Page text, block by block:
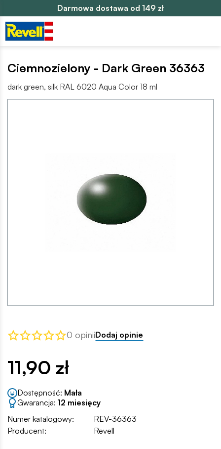
Darmowa dostawa od 149 zł
Ciemnozielony - Dark Green 36363
dark green, silk RAL 6020 Aqua Color 18 ml
0 opiniiDodaj opinie
11,90 zł
Dostępność: Mała
Gwarancja: 12 miesięcy
Numer katalogowy:
REV-36363
Producent:
Revell